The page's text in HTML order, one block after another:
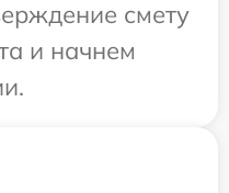
смету
и начнем